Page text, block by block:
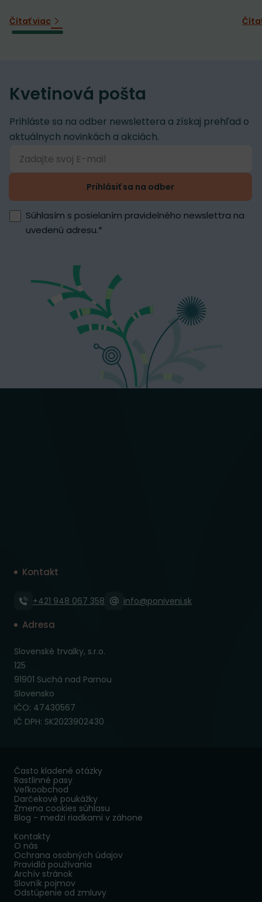
Čítať viac
Kvetinová pošta
Prihláste sa na odber newslettera a získaj prehľad o
aktuálnych novinkách a akciách.
Prihlásiť sa na odber
Súhlasím s posielaním pravidelného newslettra na
uvedenú adresu.*
Kontakt
+421 948 067 358 info@poniveni.sk
Adresa
Slovenské trvalky, s.r.o.
125
91901 Suchá nad Parnou
Slovensko
IČO: 47430567
IČ DPH: SK2023902430
Často kladené otázky
Rastlinné pasy
Veľkoobchod
Darčekové poukážky
Zmena cookies súhlasu
Blog - medzi riadkami v záhone
Kontakty
O nás
Ochrana osobných údajov
Pravidlá používania
Archív stránok
Slovník pojmov
Odstúpenie od zmluvy